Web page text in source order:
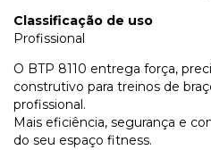
Classificação de uso
Profissional
O BTP 8110 entrega força,
construtivo para treinos de
profissional.
Mais eficiência, segurança e
do seu espaço fitness.